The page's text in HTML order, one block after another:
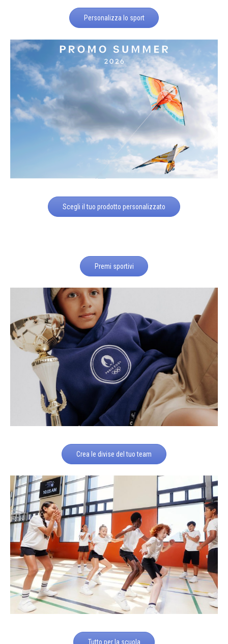
Personalizza lo sport
Scegli il tuo prodotto personalizzato
Premi sportivi
Crea le divise del tuo team
Tutto per la scuola